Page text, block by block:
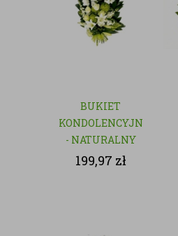
BUKIET
KONDOLENCYJNY
- NATURALNY
199,97 zł